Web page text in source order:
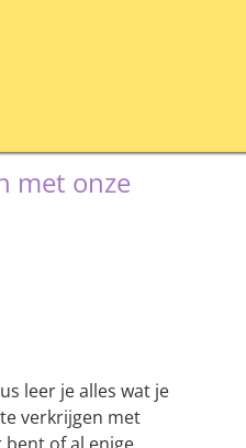
met onze
leer je alles wat je
verkrijgen met